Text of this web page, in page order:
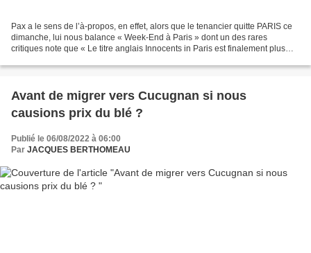
Pax a le sens de l’à-propos, en effet, alors que le tenancier quitte PARIS ce
dimanche, lui nous balance « Week-End à Paris » dont un des rares
critiques note que « Le titre anglais Innocents in Paris est finalement plus
Avant de migrer vers Cucugnan si nous
causions prix du blé ?
Publié le 06/08/2022 à 06:00
Par JACQUES BERTHOMEAU